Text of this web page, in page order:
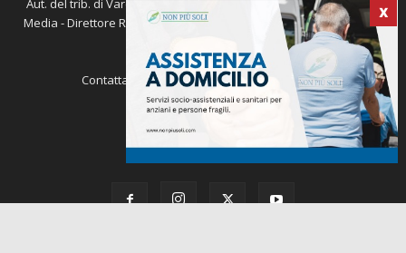
X
redazione@varese-sport.com
Aut. del trib. di Varese n. 345 del 09-02-1979 - Prodotto da Sunrise
Media - Direttore Responsabile: Michele Marocco -Cookie policy
Pubblicità
redazione@varese-sport.com